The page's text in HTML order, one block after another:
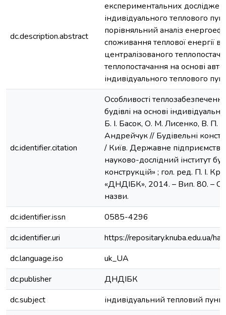
dc.description.abstract
експериментальних
індивідуального теплового
порівняльний аналіз
споживання теплової енергії в
централізованого
теплопостачання на основі
індивідуального теплового
dc.identifier.citation
Особливості
будівлі на основі
Б. І. Басок, О. М. Лисенко, В. П.
Андрейчук // Будівельні
/ Київ. Державне
науково-дослідний інститут
конструкцій» ; гол. ред. П. І.
«ДНДІБК», 2014. – Вип. 80. – С.
назви.
dc.identifier.issn
0585-4296
dc.identifier.uri
https://repositary.knuba.edu.ua/
dc.language.iso
uk_UA
dc.publisher
ДНДІБК
dc.subject
індивідуальний тепловий пункт